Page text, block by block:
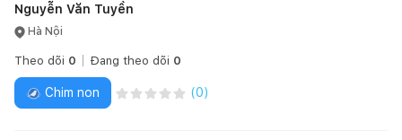
Nguyễn Văn Tuyền
Hà Nội
Theo dõi 0 Đang theo dõi 0
Chim non (0)